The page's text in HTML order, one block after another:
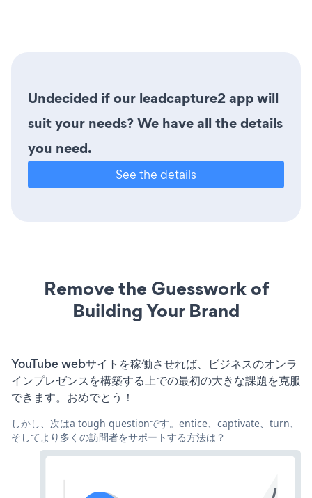
Undecided if our leadcapture2 app will
suit your needs? We have all the details
you need.
See the details
Remove the Guesswork of
Building Your Brand
YouTube webサイトを稼働させれば、ビジネスのオンラ
インプレゼンスを構築する上での最初の大きな課題を克服
できます。おめでとう！
しかし、次はa tough questionです。entice、captivate、turn、
そしてより多くの訪問者をサポートする方法は？